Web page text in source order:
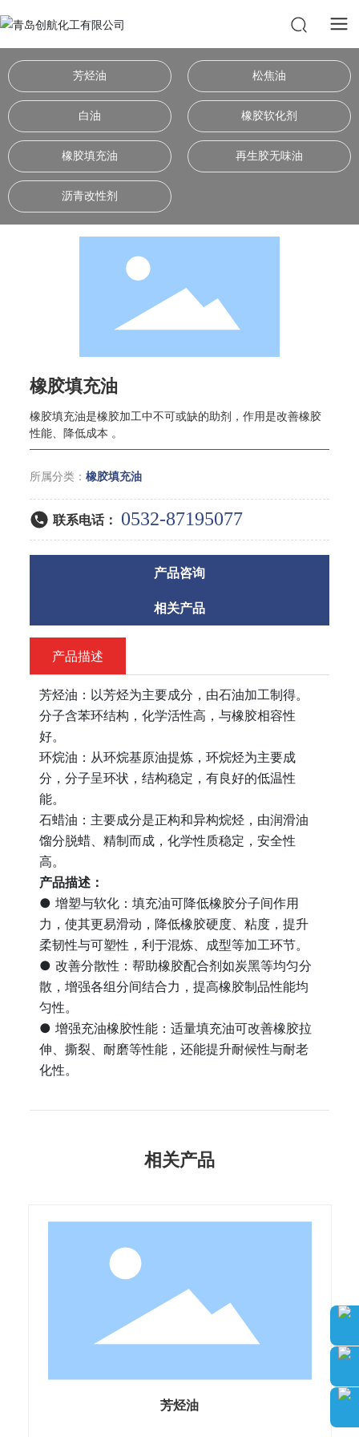
芳烃油 松焦油
白油 橡胶软化剂
橡胶填充油 再生胶无味油
沥青改性剂
橡胶填充油
橡胶填充油是橡胶加工中不可或缺的助剂，作用是改善橡胶
性能、降低成本 。
所属分类：橡胶填充油
联系电话： 0532-87195077
产品咨询
相关产品
产品描述
芳烃油：以芳烃为主要成分，由石油加工制得。
分子含苯环结构，化学活性高，与橡胶相容性
好。
环烷油：从环烷基原油提炼，环烷烃为主要成
分，分子呈环状，结构稳定，有良好的低温性
能。
石蜡油：主要成分是正构和异构烷烃，由润滑油
馏分脱蜡、精制而成，化学性质稳定，安全性
高。
产品描述：
● 增塑与软化：填充油可降低橡胶分子间作用
力，使其更易滑动，降低橡胶硬度、粘度，提升
柔韧性与可塑性，利于混炼、成型等加工环节。
● 改善分散性：帮助橡胶配合剂如炭黑等均匀分
散，增强各组分间结合力，提高橡胶制品性能均
匀性。
● 增强充油橡胶性能：适量填充油可改善橡胶拉
伸、撕裂、耐磨等性能，还能提升耐候性与耐老
化性。
相关产品
芳烃油